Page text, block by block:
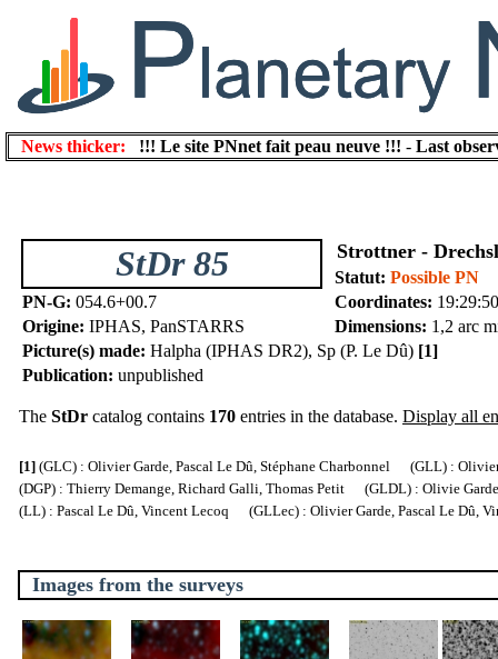
News thicker: !!! Le site PNnet fait peau neuve !!! - Last
StDr 85 Strottner -
Statut: Possible PN
PN-G: 054.6+00.7 Coordinates:
Origine: IPHAS, PanSTARRS Dimensions: 1,2 arc
Picture(s) made: Halpha (IPHAS DR2), Sp (P. Le Dû) [1]
Publication: unpublished
The StDr catalog contains 170 entries in the database. Display all
[1] (GLC) : Olivier Garde, Pascal Le Dû, Stéphane Charbonnel (GLL) :
(DGP) : Thierry Demange, Richard Galli, Thomas Petit (GLDL) : Olivie
(LL) : Pascal Le Dû, Vincent Lecoq (GLLec) : Olivier Garde, Pascal Le Dû,
Images from the surveys